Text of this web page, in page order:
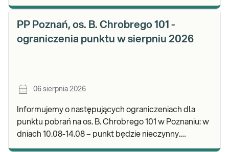
PP Poznań, os. B. Chrobrego 101 -
ograniczenia punktu w sierpniu 2026
06 sierpnia 2026
Informujemy o następujących ograniczeniach dla
punktu pobrań na os. B. Chrobrego 101 w Poznaniu: w
dniach 10.08-14.08 – punkt będzie nieczynny.